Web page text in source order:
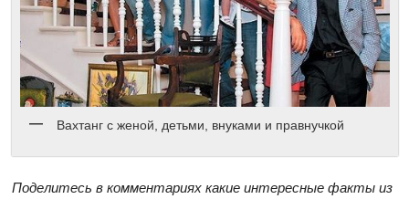
Вахтанг с женой, детьми, внуками и правнучкой
Поделитесь в комментариях какие интересные факты из